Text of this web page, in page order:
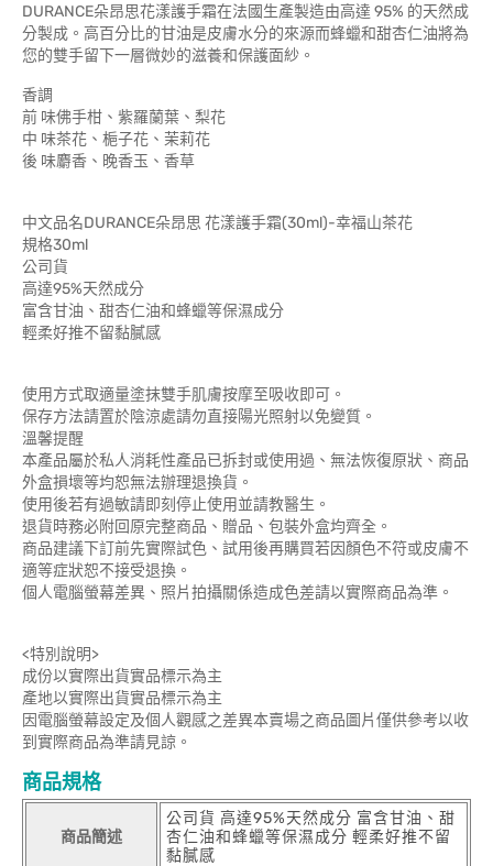
DURANCE朵昂思花漾護手霜在法國生產製造由高達 95% 的天然成
分製成。高百分比的甘油是皮膚水分的來源而蜂蠟和甜杏仁油將為
您的雙手留下一層微妙的滋養和保護面紗。
香調
前 味佛手柑、紫羅蘭葉、梨花
中 味茶花、梔子花、茉莉花
後 味麝香、晚香玉、香草
中文品名DURANCE朵昂思 花漾護手霜(30ml)-幸福山茶花
規格30ml
公司貨
高達95%天然成分
富含甘油、甜杏仁油和蜂蠟等保濕成分
輕柔好推不留黏膩感
使用方式取適量塗抹雙手肌膚按摩至吸收即可。
保存方法請置於陰涼處請勿直接陽光照射以免變質。
溫馨提醒
本產品屬於私人消耗性產品已拆封或使用過、無法恢復原狀、商品
外盒損壞等均恕無法辦理退換貨。
使用後若有過敏請即刻停止使用並請教醫生。
退貨時務必附回原完整商品、贈品、包裝外盒均齊全。
商品建議下訂前先實際試色、試用後再購買若因顏色不符或皮膚不
適等症狀恕不接受退換。
個人電腦螢幕差異、照片拍攝關係造成色差請以實際商品為準。
<特別說明>
成份以實際出貨實品標示為主
產地以實際出貨實品標示為主
因電腦螢幕設定及個人觀感之差異本賣場之商品圖片僅供參考以收
到實際商品為準請見諒。
商品規格
商品簡述
公司貨 高達95%天然成分 富含甘油、甜
杏仁油和蜂蠟等保濕成分 輕柔好推不留
黏膩感